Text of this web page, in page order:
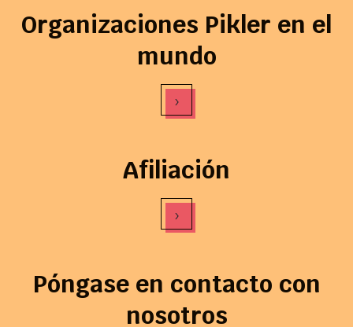
Organizaciones Pikler en el
mundo
›
Afiliación
›
Póngase en contacto con
nosotros